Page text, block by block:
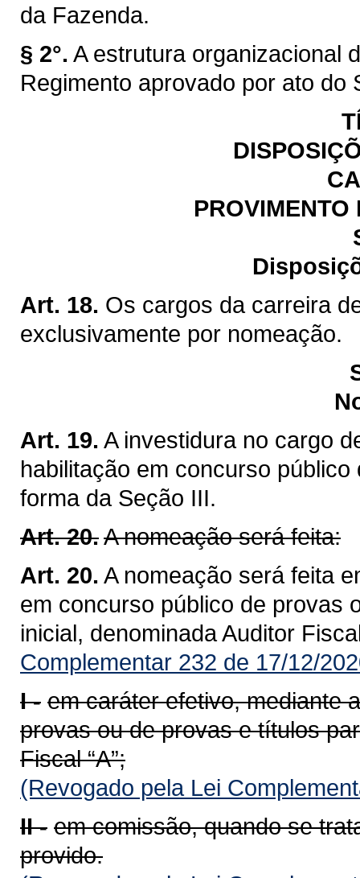
da Fazenda.
§ 2°. A estrutura organizacional
Regimento aprovado por ato
Art. 18. Os cargos da carreira
exclusivamente por nomeação.
Art. 19. A investidura no cargo
habilitação em concurso
forma da Seção III.
Art. 20.A nomeação será feita:
Art. 20. A nomeação será feita
em concurso público de provas
inicial, denominada Auditor
Complementar 232 de 17/12/
I - em caráter efetivo, mediante
provas ou de provas e títulos
Fiscal “A”;
(Revogado pela Lei
II - em comissão, quando se
provido.